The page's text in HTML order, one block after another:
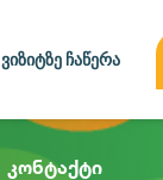
ვიზიტზე ჩაწერა
კონტაქტი